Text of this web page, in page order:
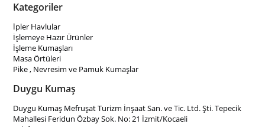
Kategoriler
İpler Havlular
İşlemeye Hazır Ürünler
İşleme Kumaşları
Masa Örtüleri
Pike , Nevresim ve Pamuk Kumaşlar
Duygu Kumaş
Duygu Kumaş Mefruşat Turizm İnşaat San. ve Tic. Ltd. Şti. Tepecik
Mahallesi Feridun Özbay Sok. No: 21 İzmit/Kocaeli